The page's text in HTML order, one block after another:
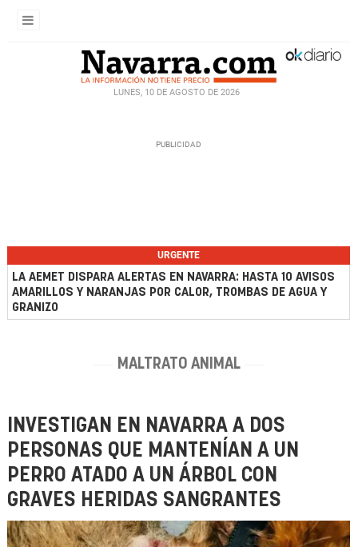
LUNES, 10 DE AGOSTO DE 2026
URGENTE
LA AEMET DISPARA ALERTAS EN NAVARRA: HASTA 10 AVISOS
AMARILLOS Y NARANJAS POR CALOR, TROMBAS DE AGUA Y
GRANIZO
MALTRATO ANIMAL
INVESTIGAN EN NAVARRA A DOS
PERSONAS QUE MANTENÍAN A UN
PERRO ATADO A UN ÁRBOL CON
GRAVES HERIDAS SANGRANTES